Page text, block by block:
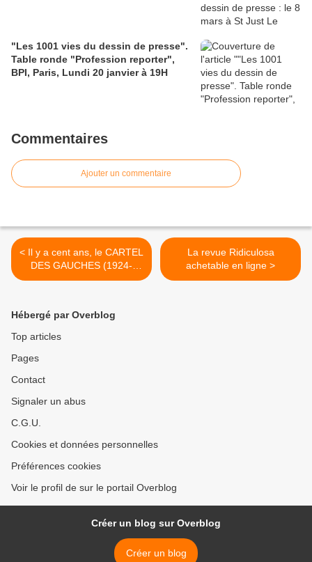
"Les 1001 vies du dessin de presse".
Table ronde "Profession reporter",
BPI, Paris, Lundi 20 janvier à 19H
Commentaires
Ajouter un commentaire
< Il y a cent ans, le CARTEL
DES GAUCHES (1924-
2024)
La revue Ridiculosa
achetable en ligne >
Hébergé par Overblog
Top articles
Pages
Contact
Signaler un abus
C.G.U.
Cookies et données personnelles
Préférences cookies
Voir le profil de sur le portail Overblog
Créer un blog sur Overblog
Créer un blog